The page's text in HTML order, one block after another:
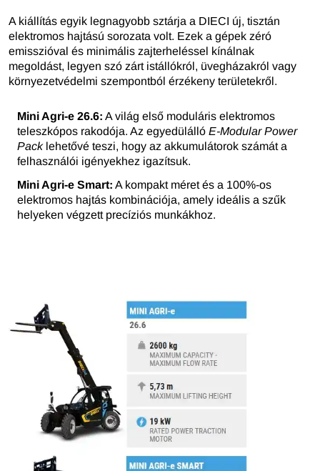
A kiállítás egyik legnagyobb sztárja a DIECI új, tisztán
elektromos hajtású sorozata volt. Ezek a gépek zéró
emisszióval és minimális zajterheléssel kínálnak
megoldást, legyen szó zárt istállókról, üvegházakról vagy
környezetvédelmi szempontból érzékeny területekről.
Mini Agri-e 26.6: A világ első moduláris elektromos
teleszkópos rakodója. Az egyedülálló E-Modular Power
Packlehetővé teszi, hogy az akkumulátorok számát a
felhasználói igényekhez igazítsuk.
Mini Agri-e Smart: A kompakt méret és a 100%-os
elektromos hajtás kombinációja, amely ideális a szűk
helyeken végzett precíziós munkákhoz.